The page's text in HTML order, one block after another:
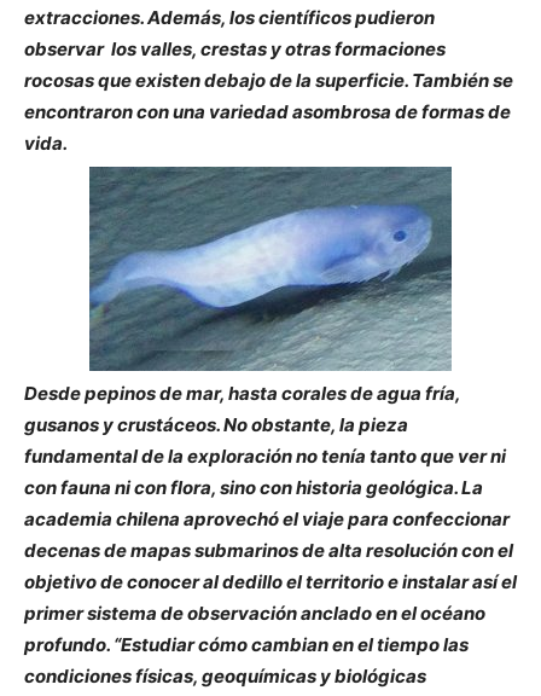
extracciones. Además, los científicos pudieron
observar los valles, crestas y otras formaciones
rocosas que existen debajo de la superficie. También se
encontraron con una variedad asombrosa de formas de
vida.
Desde pepinos de mar, hasta corales de agua fría,
gusanos y crustáceos. No obstante, la pieza
fundamental de la exploración no tenía tanto que ver ni
con fauna ni con flora, sino con historia geológica. La
academia chilena aprovechó el viaje para confeccionar
decenas de mapas submarinos de alta resolución con el
objetivo de conocer al dedillo el territorio e instalar así el
primer sistema de observación anclado en el océano
profundo. “Estudiar cómo cambian en el tiempo las
condiciones físicas, geoquímicas y biológicas